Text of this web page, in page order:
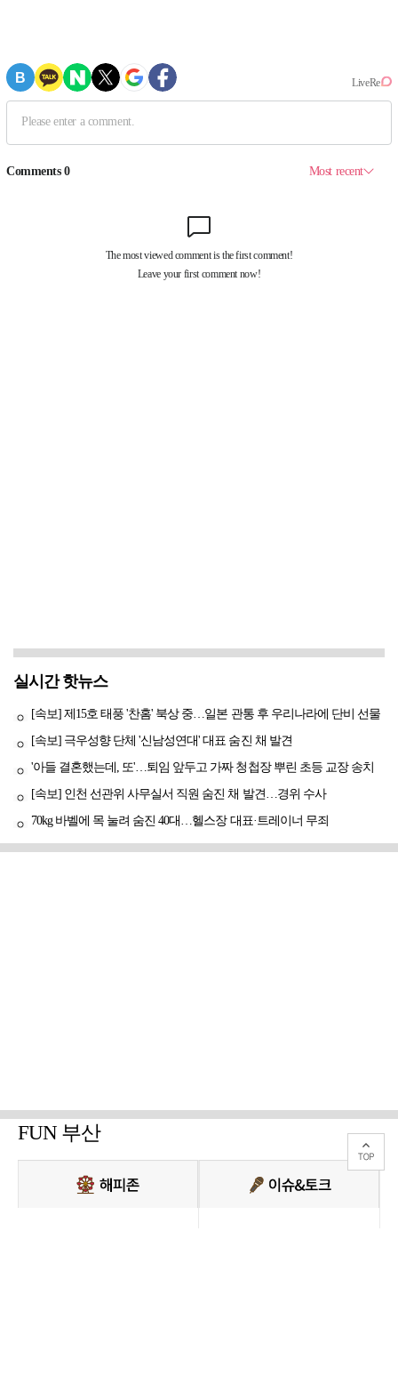
실시간 핫뉴스
[속보] 제15호 태풍 '찬홈' 북상 중…일본 관통 후 우리나라에 단비 선물
[속보] 극우성향 단체 '신남성연대' 대표 숨진 채 발견
'아들 결혼했는데, 또'…퇴임 앞두고 가짜 청첩장 뿌린 초등 교장 송치
[속보] 인천 선관위 사무실서 직원 숨진 채 발견…경위 수사
70kg 바벨에 목 눌려 숨진 40대…헬스장 대표·트레이너 무죄
FUN 부산